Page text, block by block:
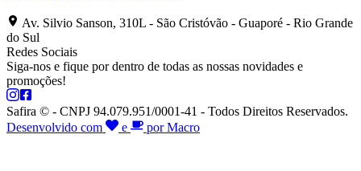
Av. Silvio Sanson, 310L - São Cristóvão - Guaporé - Rio Grande
do Sul
Redes Sociais
Siga-nos e fique por dentro de todas as nossas novidades e
promoções!
Safira © - CNPJ 94.079.951/0001-41 - Todos Direitos Reservados.
Desenvolvido com
e por Macro